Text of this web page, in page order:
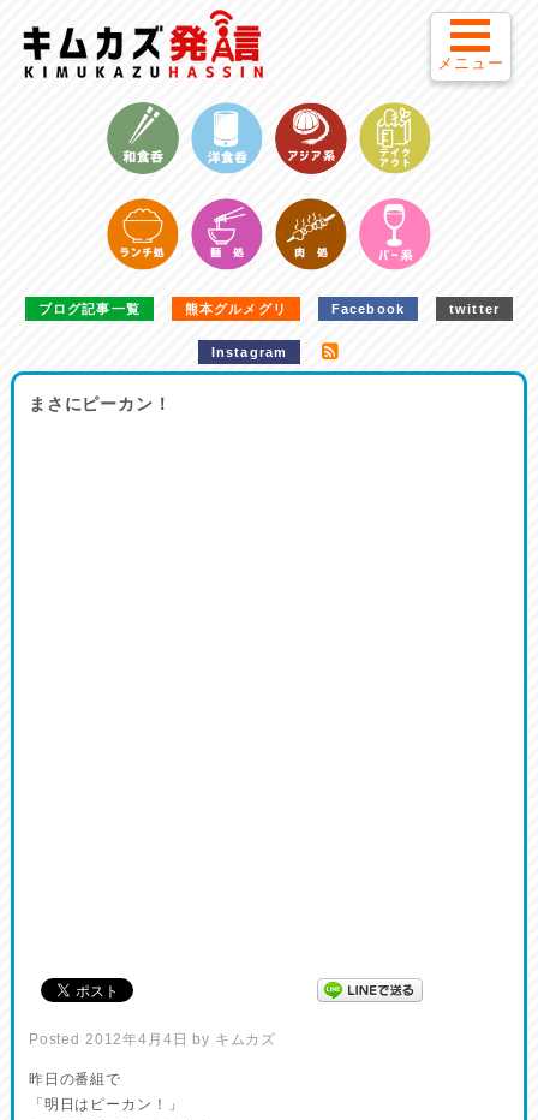
ブログ記事一覧 熊本グルメグリ Facebook twitter
Instagram
まさにピーカン！
Posted 2012年4月4日 by キムカズ
昨日の番組で
「明日はピーカン！」
メニュー